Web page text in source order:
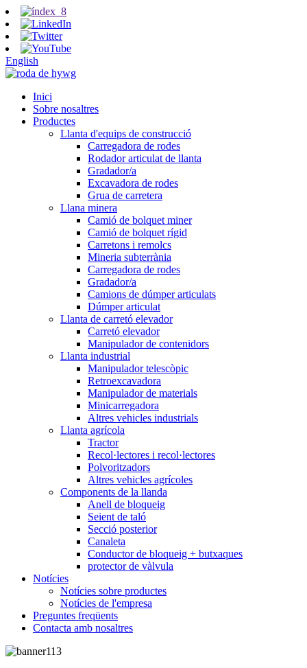
English
Inici
Sobre nosaltres
Productes
Llanta d'equips de construcció
Carregadora de rodes
Rodador articulat de llanta
Gradador/a
Excavadora de rodes
Grua de carretera
Llana minera
Camió de bolquet miner
Camió de bolquet rígid
Carretons i remolcs
Mineria subterrània
Carregadora de rodes
Gradador/a
Camions de dúmper articulats
Dúmper articulat
Llanta de carretó elevador
Carretó elevador
Manipulador de contenidors
Llanta industrial
Manipulador telescòpic
Retroexcavadora
Manipulador de materials
Minicarregadora
Altres vehicles industrials
Llanta agrícola
Tractor
Recol·lectores i recol·lectores
Polvoritzadors
Altres vehicles agrícoles
Components de la llanda
Anell de bloqueig
Seient de taló
Secció posterior
Canaleta
Conductor de bloqueig + butxaques
protector de vàlvula
Notícies
Notícies sobre productes
Notícies de l'empresa
Preguntes freqüents
Contacta amb nosaltres